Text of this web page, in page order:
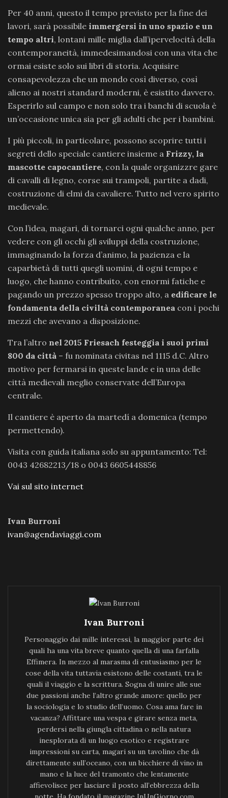
Per 40 anni, questo il tempo previsto per la fine dei
lavori, sarà possibile immergersi in uno spazio e un
tempo altri, lontani mille miglia dall’ipervelocità della
contemporaneità, immedesimandosi con una vita che
ormai esiste solo sui libri di storia. Acquisire
consapevolezza che un mondo così diverso, così
alieno ai nostri standard moderni, è esistito davvero.
Esperirlo sul campo e non solo tra i banchi di scuola è
un’occasione unica sia per gli adulti che per i bambini.
I più piccoli, in particolare, possono scoprire tutti i
segreti dello speciale cantiere insieme a Frizzy, la
mascotte capocantiere, con la quale organizzre gare
di cavalli di legno, corse sui trampoli, partite a dadi,
costruzione di elmi da cavaliere. Tutto nel vero spirito
medievale.
Con l’idea, magari, di tornarci ogni qualche anno, per
vedere con gli occhi gli sviluppi della costruzione,
immaginando la forza d’animo, la pazienza e la
caparbietà di tutti quegli uomini, di ogni tempo e
luogo, che hanno contribuito, con enormi fatiche e
pagando un prezzo spesso troppo alto, a edificare le
fondamenta della civiltà contemporanea con i pochi
mezzi che avevano a disposizione.
Tra l’altro nel 2015 Friesach festeggia i suoi primi
800 da città – fu nominata civitas nel 1115 d.C. Altro
motivo per fermarsi in queste lande e in una delle
città medievali meglio conservate dell’Europa
centrale.
Il cantiere è aperto da martedí a domenica (tempo
permettendo).
Visita con guida italiana solo su appuntamento: Tel:
0043 42682213/18 o 0043 6605448856
Vai sul sito internet
Ivan Burroni
ivan@agendaviaggi.com
Ivan Burroni
Personaggio dai mille interessi, la maggior parte dei
quali ha una vita breve quanto quella di una farfalla
Effimera. In mezzo al marasma di entusiasmo per le
cose della vita tuttavia esistono delle costanti, tra le
quali il viaggio e la scrittura. Sogna di unire alle sue
due passioni anche l’altro grande amore: quello per
la sociologia e lo studio dell’uomo. Cosa ama fare in
vacanza? Affittare una vespa e girare senza meta,
perdersi nella giungla cittadina o nella natura
inesplorata di un luogo esotico e registrare
impressioni su carta, magari su un tavolino che dà
direttamente sull’oceano, con un bicchiere di vino in
mano e la luce del tramonto che lentamente
affievolisce per lasciare il posto all’ebbrezza della